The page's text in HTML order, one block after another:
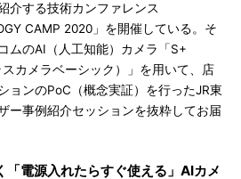
介する技術カンファレンス
CAMP 2020」を開催している。そ
ムのAI（人工知能）カメラ「S+
カメラベーシック）」を用いて、店
ョンのPoC（概念実証）を行ったJR東
ー事例紹介セッションを抜粋してお届
「電源入れたらすぐ使える」AIカメ